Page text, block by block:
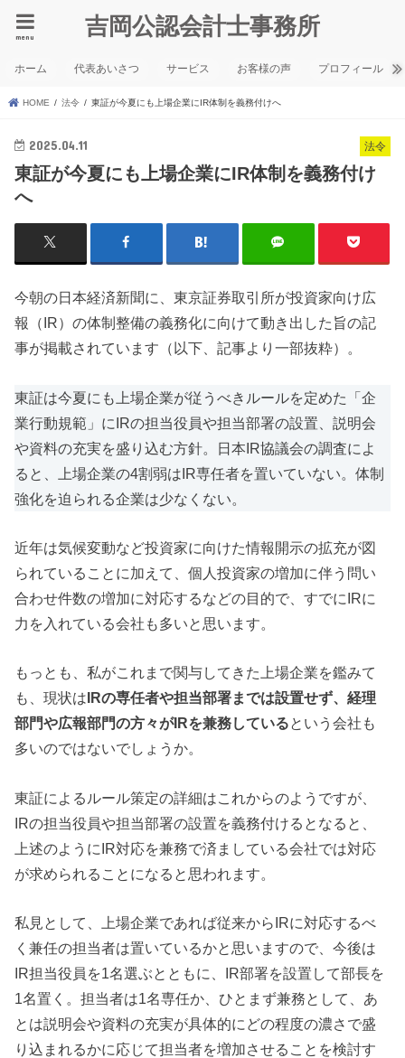
吉岡公認会計士事務所
menu
ホーム 代表あいさつ サービス お客様の声 プロフィール
HOME 法令 東証が今夏にも上場企業にIR体制を義務付けへ
法令
2025.04.11
東証が今夏にも上場企業にIR体制を義務付け
へ
今朝の日本経済新聞に、東京証券取引所が投資家向け広
報（IR）の体制整備の義務化に向けて動き出した旨の記
事が掲載されています（以下、記事より一部抜粋）。
東証は今夏にも上場企業が従うべきルールを定めた「企
業行動規範」にIRの担当役員や担当部署の設置、説明会
や資料の充実を盛り込む方針。日本IR協議会の調査によ
ると、上場企業の4割弱はIR専任者を置いていない。体制
強化を迫られる企業は少なくない。
近年は気候変動など投資家に向けた情報開示の拡充が図
られていることに加えて、個人投資家の増加に伴う問い
合わせ件数の増加に対応するなどの目的で、すでにIRに
力を入れている会社も多いと思います。
もっとも、私がこれまで関与してきた上場企業を鑑みて
も、現状はIRの専任者や担当部署までは設置せず、経理
部門や広報部門の方々がIRを兼務しているという会社も
多いのではないでしょうか。
東証によるルール策定の詳細はこれからのようですが、
IRの担当役員や担当部署の設置を義務付けるとなると、
上述のようにIR対応を兼務で済ましている会社では対応
が求められることになると思われます。
私見として、上場企業であれば従来からIRに対応するべ
く兼任の担当者は置いているかと思いますので、今後は
IR担当役員を1名選ぶとともに、IR部署を設置して部長を
1名置く。担当者は1名専任か、ひとまず兼務として、あ
とは説明会や資料の充実が具体的にどの程度の濃さで盛
り込まれるかに応じて担当者を増加させることを検討す